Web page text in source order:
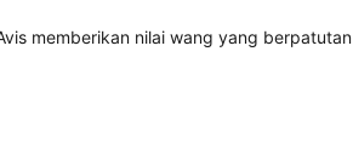
memberikan nilai wang yang berpatutan